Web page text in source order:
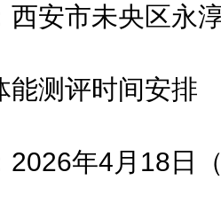
安市未央区永
测评时间安排
年4月18日（